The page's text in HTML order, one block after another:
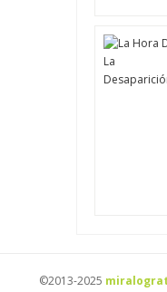
©2013-2025